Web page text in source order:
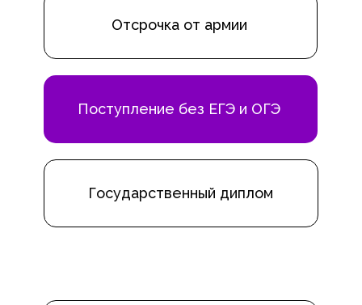
Государственный диплом
Отсрочка от армии
Поступление без ЕГЭ и ОГЭ